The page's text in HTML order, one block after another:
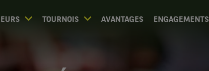
TOURNOIS AVANTAGES ENGAGEMENTS